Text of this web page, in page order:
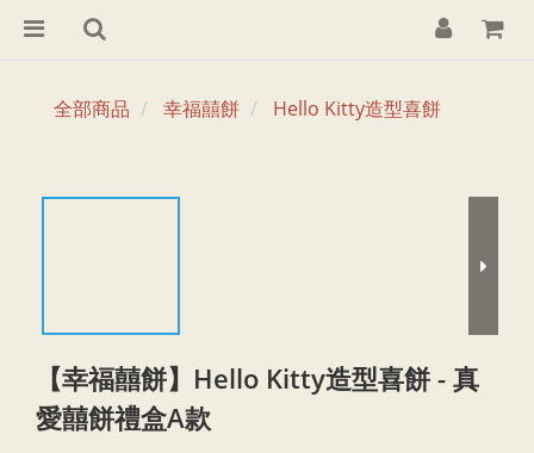
全部商品 幸福囍餅 Hello Kitty造型喜餅
【幸福囍餅】Hello Kitty造型喜餅 - 真
愛囍餅禮盒A款